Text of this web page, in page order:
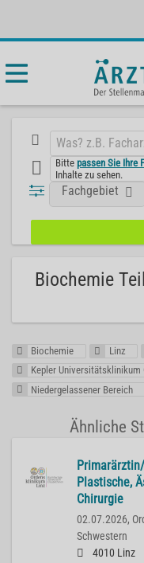
Bittepassen Sie Ihre
Inhalte zu sehen.
Fachgebiet
Biochemie
Biochemie Linz
Kepler Universitätsklinikum
Niedergelassener Bereich
Ähnliche
Plastische,
Chirurgie
02.07.2026,
Schwestern
4010 Linz